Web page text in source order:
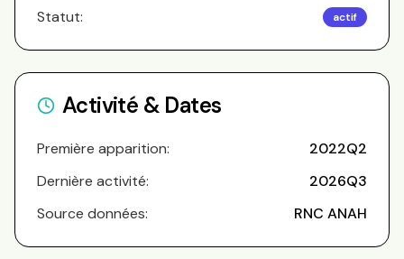
Statut:
actif
Activité & Dates
Première apparition:
2022Q2
Dernière activité:
2026Q3
Source données:
RNC ANAH